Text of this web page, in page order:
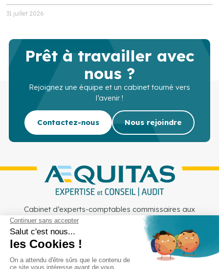
31 juillet 2026
Prêt à travailler avec
nous ?
Rejoignez une équipe et un cabinet tourné vers
l’avenir !
Contactez-nous Nous rejoindre
Cabinet d’experts-comptables commissaires aux
comptes sur Lille, Lens et Douai